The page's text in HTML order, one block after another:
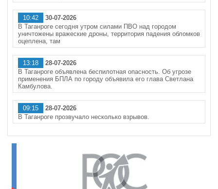
10:42
30-07-2026
В Таганроге сегодня утром силами ПВО над городом
уничтожены вражеские дроны, территория падения обломков
оцеплена, там
13:18
28-07-2026
В Таганроге объявлена беспилотная опасность. Об угрозе
применения БПЛА по городу объявила его глава Светлана
Камбулова.
09:15
28-07-2026
В Таганроге прозвучало несколько взрывов.